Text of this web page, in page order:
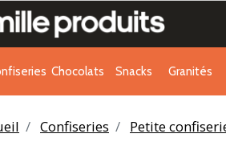
Chocolats Snacks Granités
Confiseries Petite